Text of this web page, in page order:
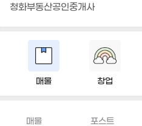
청화부동산공인중개사
매물 창업
매물 포스트